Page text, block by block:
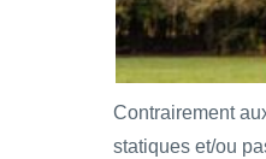
Contrairement
statiques et/ou